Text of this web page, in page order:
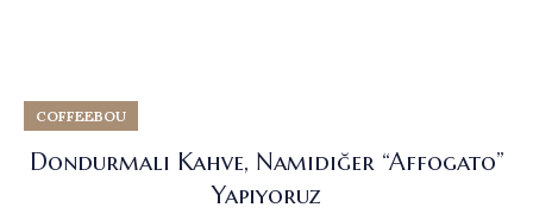
COFFEEBOU
Dondurmalı Kahve, Namıdiğer “Affogato”
Yapıyoruz